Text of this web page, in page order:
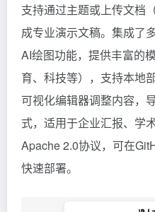
支持通过主题或上传文档
成专业演示文稿。集成了
AI绘图功能，提供丰富的
育、科技等），支持本地
可视化编辑器调整内容，
式，适用于企业汇报、学
Apache 2.0协议，可在
快速部署。